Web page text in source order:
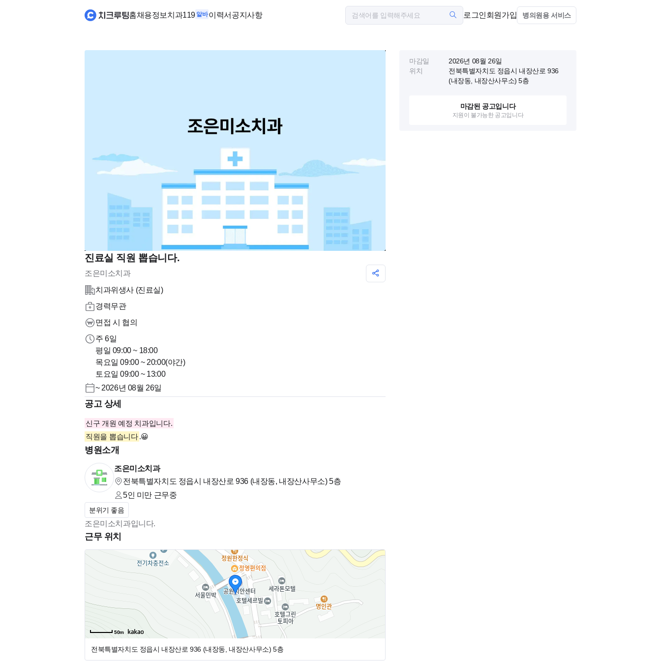
홈채용정보 치과119 알바이력서 공지사항 로그인회원가입 병의원용 서비스
진료실 직원 뽑습니다.
조은미소치과
치과위생사 (진료실)
경력무관
면접 시 협의
주 6일
평일 09:00 ~ 18:00
목요일 09:00 ~ 20:00(야간)
토요일 09:00 ~ 13:00
~ 2026년 08월 26일
공고 상세
신구 개원 예정 치과입니다.
직원을 뽑습니다.😀
병원소개
조은미소치과
전북특별자치도 정읍시 내장산로 936 (내장동, 내장산사무소) 5층
5인 미만 근무중
분위기 좋음
조은미소치과입니다.
근무 위치
50m
전북특별자치도 정읍시 내장산로 936 (내장동, 내장산사무소) 5층
마감일
2026년 08월 26일
위치
전북특별자치도 정읍시 내장산로 936
(내장동, 내장산사무소) 5층
마감된 공고입니다
지원이 불가능한 공고입니다